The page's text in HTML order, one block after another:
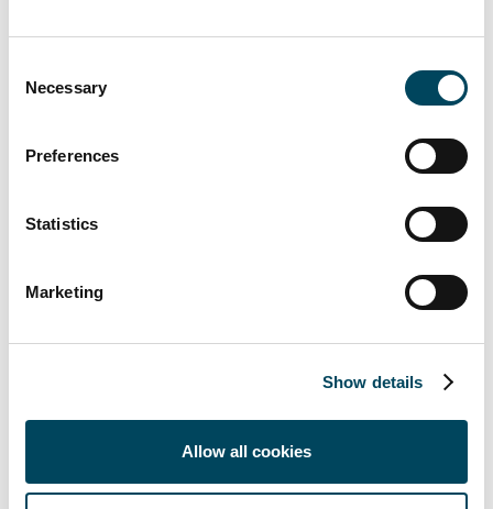
Selection
Necessary
Preferences
Statistics
Marketing
Show details
Allow all cookies
Aufrüstung oder Erneuerung, wenn die
Thomas Luther, CEO von LeaseGreen,
Immobilien berücksichtigen. Manche
schrittweisen Anstieg der Besteuerung
nächsten zehn Jahren, und es ist unsere
Aufgabe, sie an diesem Wendepunkt für
das gesamte Projekt, einschließlich der
Erstellung einer Analyse, der Ermittlung